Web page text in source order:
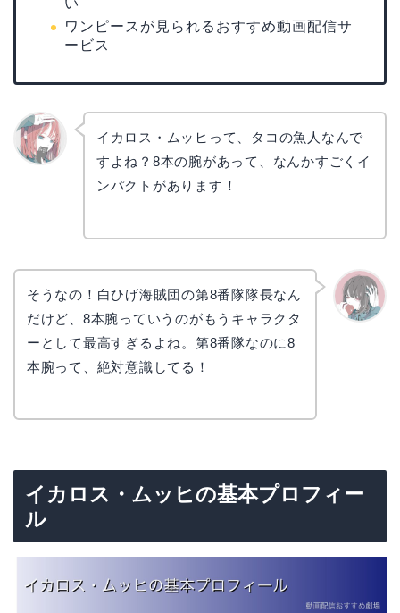
ワンピースが見られるおすすめ動画配信サ
ービス
イカロス・ムッヒって、タコの魚人なんで
すよね？8本の腕があって、なんかすごくイ
ンパクトがあります！
そうなの！白ひげ海賊団の第8番隊隊長なん
だけど、8本腕っていうのがもうキャラクタ
ーとして最高すぎるよね。第8番隊なのに8
本腕って、絶対意識してる！
イカロス・ムッヒの基本プロフィー
ル